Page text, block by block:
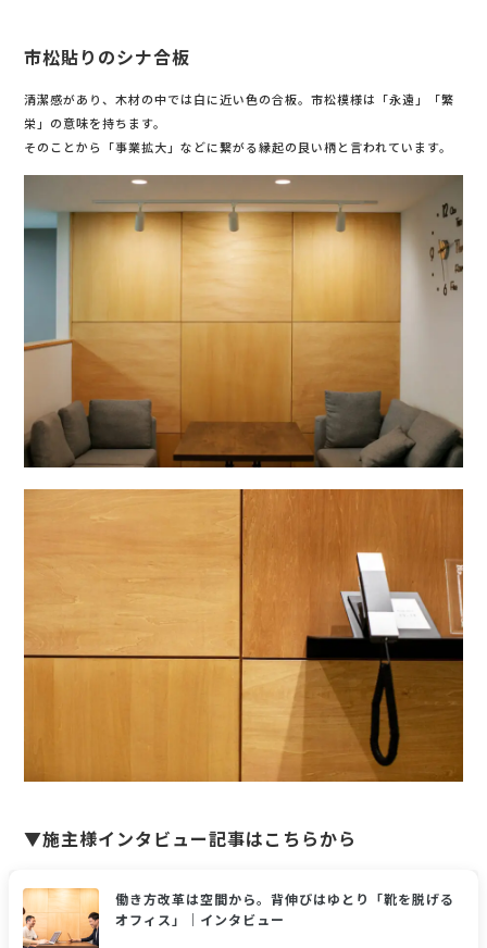
市松貼りのシナ合板
清潔感があり、木材の中では白に近い色の合板。市松模様は「永遠」「繁
栄」の意味を持ちます。
そのことから「事業拡大」などに繋がる縁起の良い柄と言われています。
▼施主様インタビュー記事はこちらから
働き方改革は空間から。背伸びはゆとり「靴を脱げる
オフィス」｜インタビュー